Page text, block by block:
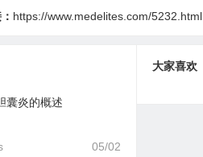
https://www.medelites.com/5232.html
囊炎的概述
05/02
大家喜欢